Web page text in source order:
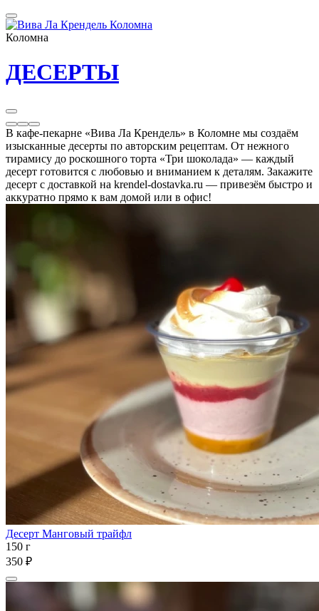
Коломна
ДЕСЕРТЫ
В кафе-пекарне «Вива Ла Крендель» в Коломне мы создаём
изысканные десерты по авторским рецептам. От нежного
тирамису до роскошного торта «Три шоколада» — каждый
десерт готовится с любовью и вниманием к деталям. Закажите
десерт с доставкой на krendel-dostavka.ru — привезём быстро и
аккуратно прямо к вам домой или в офис!
Десерт Манговый трайфл
150 г
350 ₽